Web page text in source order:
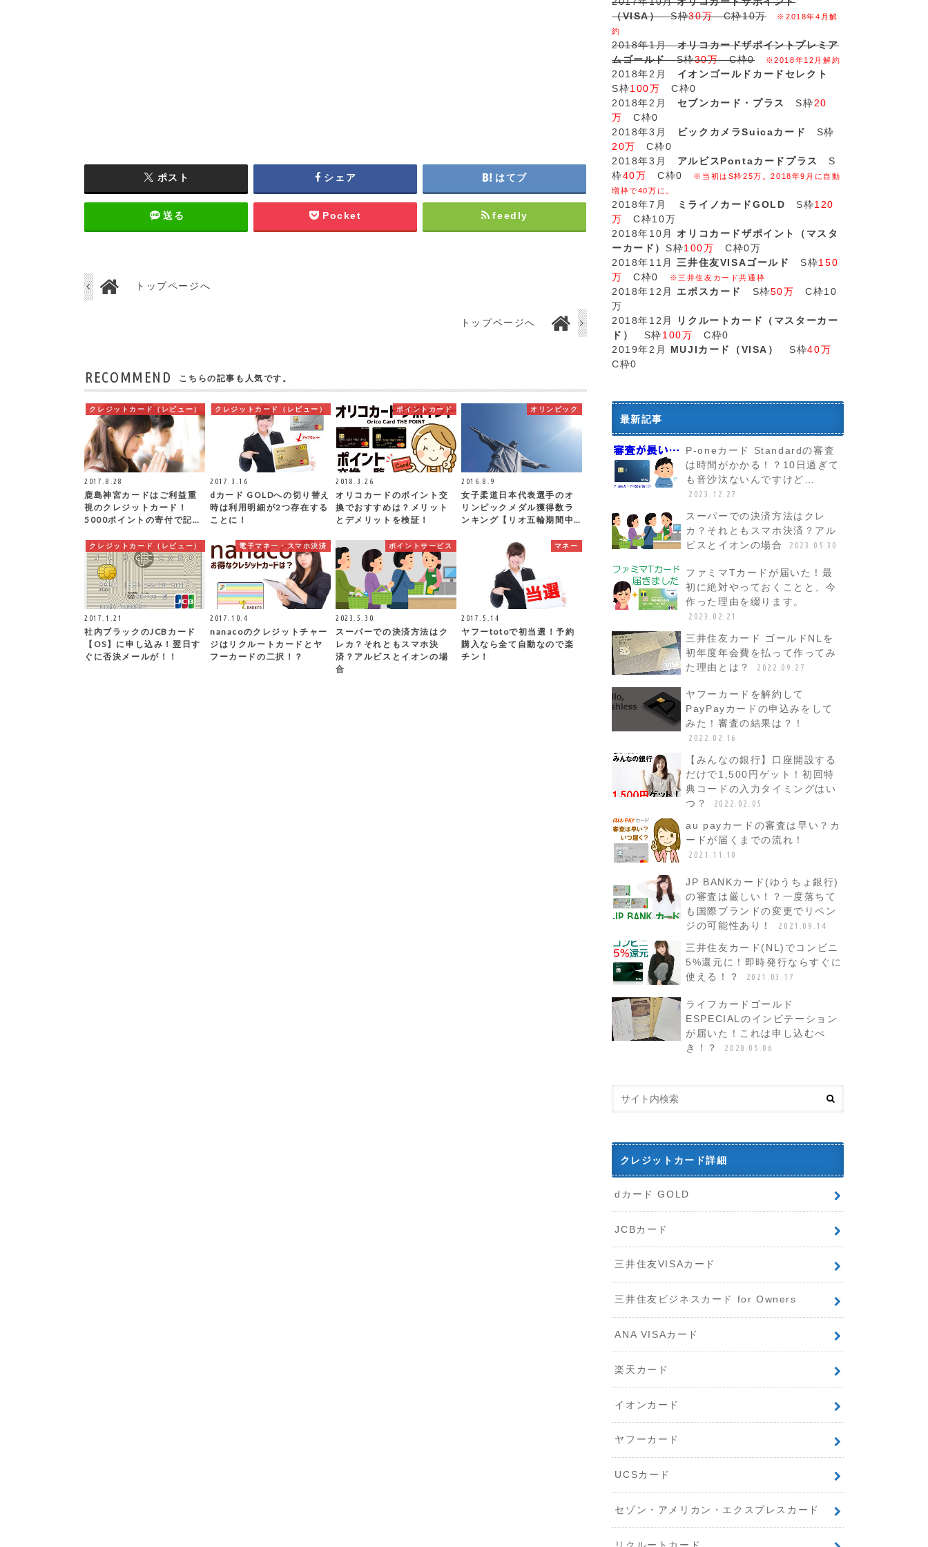
ポスト シェア はてブ
送る Pocket feedly
トップページへ
トップページへ
RECOMMEND こちらの記事も人気です。
クレジットカード（レビュー）
2017.8.28
鹿島神宮カードはご利益重
視のクレジットカード！
5000ポイントの寄付で記…
クレジットカード（レビュー）
2017.3.16
dカード GOLDへの切り替え
時は利用明細が2つ存在する
ことに！
ポイントカード
2018.3.26
オリコカードのポイント交
換でおすすめは？メリット
とデメリットを検証！
オリンピック
2016.8.9
女子柔道日本代表選手のオ
リンピックメダル獲得数ラ
ンキング【リオ五輪期間中…
クレジットカード（レビュー）
2017.1.21
社内ブラックのJCBカード
【OS】に申し込み！翌日す
ぐに否決メールが！！
電子マネー・スマホ決済
2017.10.4
nanacoのクレジットチャー
ジはリクルートカードとヤ
フーカードの二択！？
ポイントサービス
2023.5.30
スーパーでの決済方法はク
レカ？それともスマホ決
済？アルビスとイオンの場
合
マネー
2017.5.14
ヤフーtotoで初当選！予約
購入なら全て自動なので楽
チン！
（VISA）S枠30万C枠10万
※2018年4月解
約
2018年1月オリコカードザポイントプレミア
ムゴールドS枠30万C枠0 ※2018年12月解約
2018年2月 イオンゴールドカードセレクト
S枠100万
C枠0
2018年2月 セブンカード・プラス S枠20
万
C枠0
2018年3月
ビックカメラSuicaカード
S枠
20万
C枠0
2018年3月 アルビスPontaカードプラス
S
枠40万 C枠0
※当初はS枠25万。2018年9月に自動
増枠で40万に。
2018年7月 ミライノカードGOLD S枠120
万
C枠10万
2018年10月オリコカードザポイント（マスタ
ーカード） S枠100万
C枠0万
2018年11月 三井住友VISAゴールド S枠150
万
C枠0 ※三井住友カード共通枠
2018年12月 エポスカード S枠50万
C枠10
万
2018年12月
リクルートカード（マスターカー
ド） S枠100万 C枠0
2019年2月 MUJIカード（VISA） S枠40万
C枠0
最新記事
P-oneカード Standardの審査
は時間がかかる！？10日過ぎて
も音沙汰ないんですけど…
2023.12.27
スーパーでの決済方法はクレ
カ？それともスマホ決済？アル
ビスとイオンの場合
2023.05.30
ファミマTカードが届いた！最
初に絶対やっておくことと、今
作った理由を綴ります。
2023.02.21
三井住友カード ゴールドNLを
初年度年会費を払って作ってみ
た理由とは？
2022.09.27
ヤフーカードを解約して
PayPayカードの申込みをして
みた！審査の結果は？！
2022.02.16
【みんなの銀行】口座開設する
だけで1,500円ゲット！初回特
典コードの入力タイミングはい
つ？
2022.02.05
au payカードの審査は早い？カ
ードが届くまでの流れ！
2021.11.10
JP BANKカード(ゆうちょ銀行)
の審査は厳しい！？一度落ちて
も国際ブランドの変更でリベン
ジの可能性あり！
2021.09.14
三井住友カード(NL)でコンビニ
5%還元に！即時発行ならすぐに
使える！？
2021.03.17
ライフカードゴールド
ESPECIALのインビテーション
が届いた！これは申し込むべ
き！？
2020.05.06
クレジットカード詳細
dカード GOLD
JCBカード
三井住友VISAカード
三井住友ビジネスカード for Owners
ANA VISAカード
楽天カード
イオンカード
ヤフーカード
UCSカード
セゾン・アメリカン・エクスプレスカード
リクルートカード